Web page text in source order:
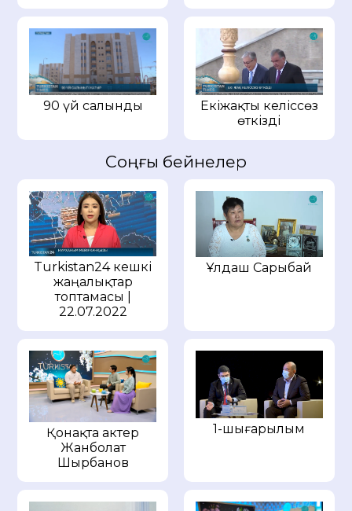
90 үй салынды
Екіжақты келіссөз
өткізді
Соңғы бейнелер
Turkistan24 кешкі
жаңалықтар
топтамасы |
22.07.2022
Ұлдаш Сарыбай
Қонақта актер
Жанболат
Шырбанов
1-шығарылым